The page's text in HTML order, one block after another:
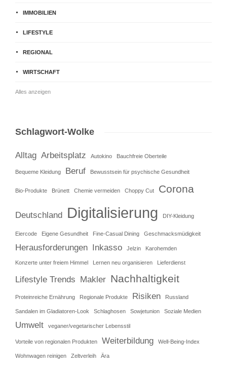
IMMOBILIEN
LIFESTYLE
REGIONAL
WIRTSCHAFT
Alles anzeigen
Schlagwort-Wolke
Alltag Arbeitsplatz Autokino Bauchfreie Oberteile
Bequeme Kleidung Beruf Bewusstsein für psychische Gesundheit
Bio-Produkte Brünett Chemie vermeiden Choppy Cut Corona
Deutschland Digitalisierung DIY-Kleidung
Eiercode Eigene Gesundheit Fine-Casual Dining Geschmacksmüdigkeit
Herausforderungen Inkasso Jelzin Karohemden
Konzerte unter freiem Himmel Lernen neu organisieren Lieferdienst
Lifestyle Trends Makler Nachhaltigkeit
Proteinreiche Ernährung Regionale Produkte Risiken Russland
Sandalen im Gladiatoren-Look Schlaghosen Sowjetunion Soziale Medien
Umwelt veganer/vegetarischer Lebensstil
Vorteile von regionalen Produkten Weiterbildung Well-Being-Index
Wohnwagen reinigen Zeltverleih Ära